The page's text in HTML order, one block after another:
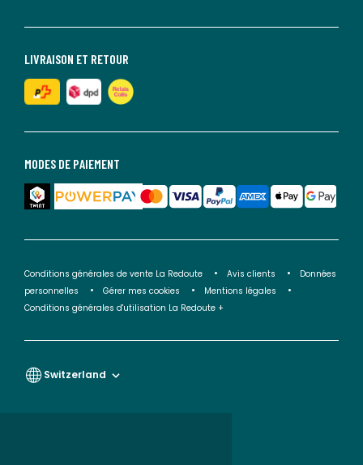
MODES DE PAIEMENT
LIVRAISON ET RETOUR
Conditions générales de vente La Redoute Avis clients
Données
personnelles
Gérer mes cookies
Mentions légales
Conditions générales d'utilisation La Redoute +
Switzerland